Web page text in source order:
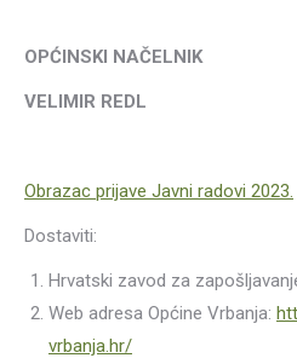
OPĆINSKI NAČELNIK
VELIMIR REDL
Obrazac prijave Javni radovi 2023.
Dostaviti:
Hrvatski zavod za
Web adresa Općine Vrbanja:
vrbanja.hr/